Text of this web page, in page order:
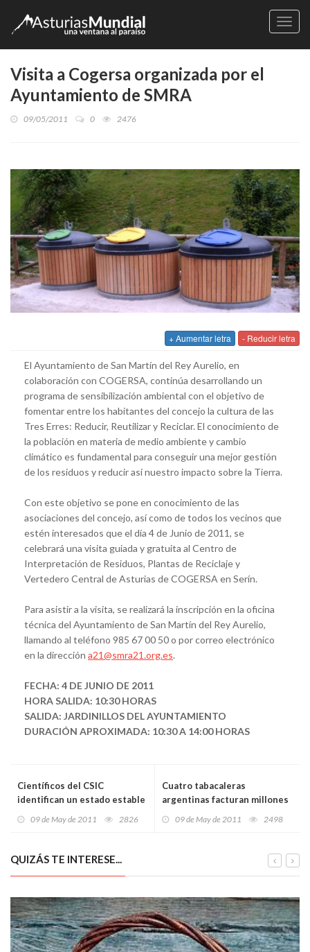
Visita a Cogersa organizada por el
Ayuntamiento de SMRA
09/05/2011 0 2476
+ Aumentar letra - Reducir letra
El Ayuntamiento de San Martín del Rey Aurelio, en
colaboración con COGERSA, continúa desarrollando un
programa de sensibilización ambiental con el objetivo de
fomentar entre los habitantes del concejo la cultura de las
Tres Erres: Reducir, Reutilizar y Reciclar. El conocimiento de
la población en materia de medio ambiente y cambio
climático es fundamental para conseguir una mejor gestión
de los residuos y reducir así nuestro impacto sobre la Tierra.
Con este objetivo se pone en conocimiento de las
asociaciones del concejo, así como de todos los vecinos que
estén interesados que el día 4 de Junio de 2011, se
celebrará una visita guiada y gratuita al Centro de
Interpretación de Residuos, Plantas de Reciclaje y
Vertedero Central de Asturias de COGERSA en Serín.
Para asistir a la visita, se realizará la inscripción en la oficina
técnica del Ayuntamiento de San Martín del Rey Aurelio,
llamando al teléfono 985 67 00 50 o por correo electrónico
en la dirección a21@smra21.org.es.
FECHA: 4 DE JUNIO DE 2011
HORA SALIDA: 10:30 HORAS
SALIDA: JARDINILLOS DEL AYUNTAMIENTO
DURACIÓN APROXIMADA: 10:30 A 14:00 HORAS
Científicos del CSIC
identifican un estado estable
09 de May de 2011 2826
Cuatro tabacaleras
argentinas facturan millones
09 de May de 2011 2498
QUIZÁS TE INTERESE...